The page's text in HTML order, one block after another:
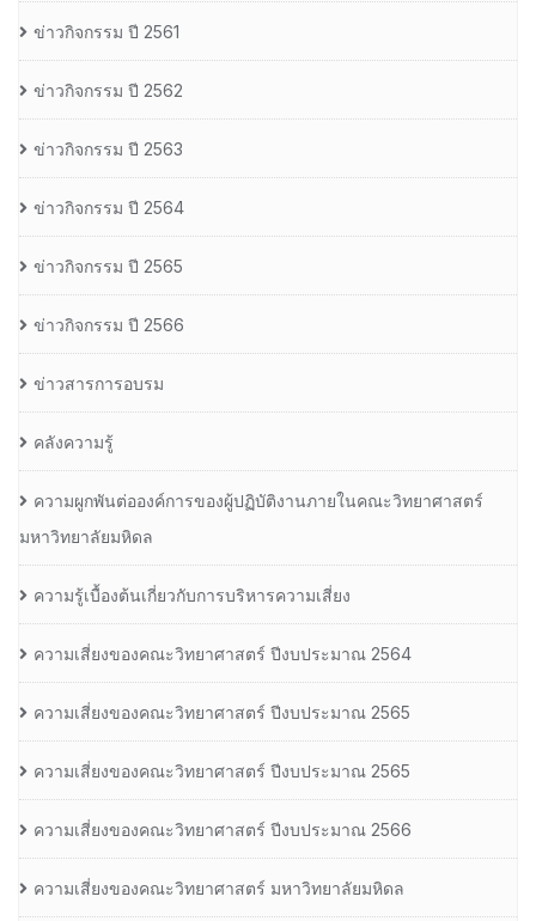
ข่าวกิจกรรม ปี 2561
ข่าวกิจกรรม ปี 2562
ข่าวกิจกรรม ปี 2563
ข่าวกิจกรรม ปี 2564
ข่าวกิจกรรม ปี 2565
ข่าวกิจกรรม ปี 2566
ข่าวสารการอบรม
คลังความรู้
ความผูกพันต่อองค์การของผู้ปฏิบัติงานภายในคณะวิทยาศาสตร์
มหาวิทยาลัยมหิดล
ความรู้เบื้องต้นเกี่ยวกับการบริหารความเสี่ยง
ความเสี่ยงของคณะวิทยาศาสตร์ ปีงบประมาณ 2564
ความเสี่ยงของคณะวิทยาศาสตร์ ปีงบประมาณ 2565
ความเสี่ยงของคณะวิทยาศาสตร์ ปีงบประมาณ 2565
ความเสี่ยงของคณะวิทยาศาสตร์ ปีงบประมาณ 2566
ความเสี่ยงของคณะวิทยาศาสตร์ มหาวิทยาลัยมหิดล